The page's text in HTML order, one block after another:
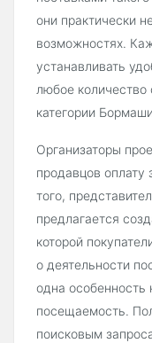
они практически
возможностях.
устанавливать
любое
категории
Организаторы
продавцов
того,
предлагается
которой
о деятельности
одна
посещаемость.
поисковым